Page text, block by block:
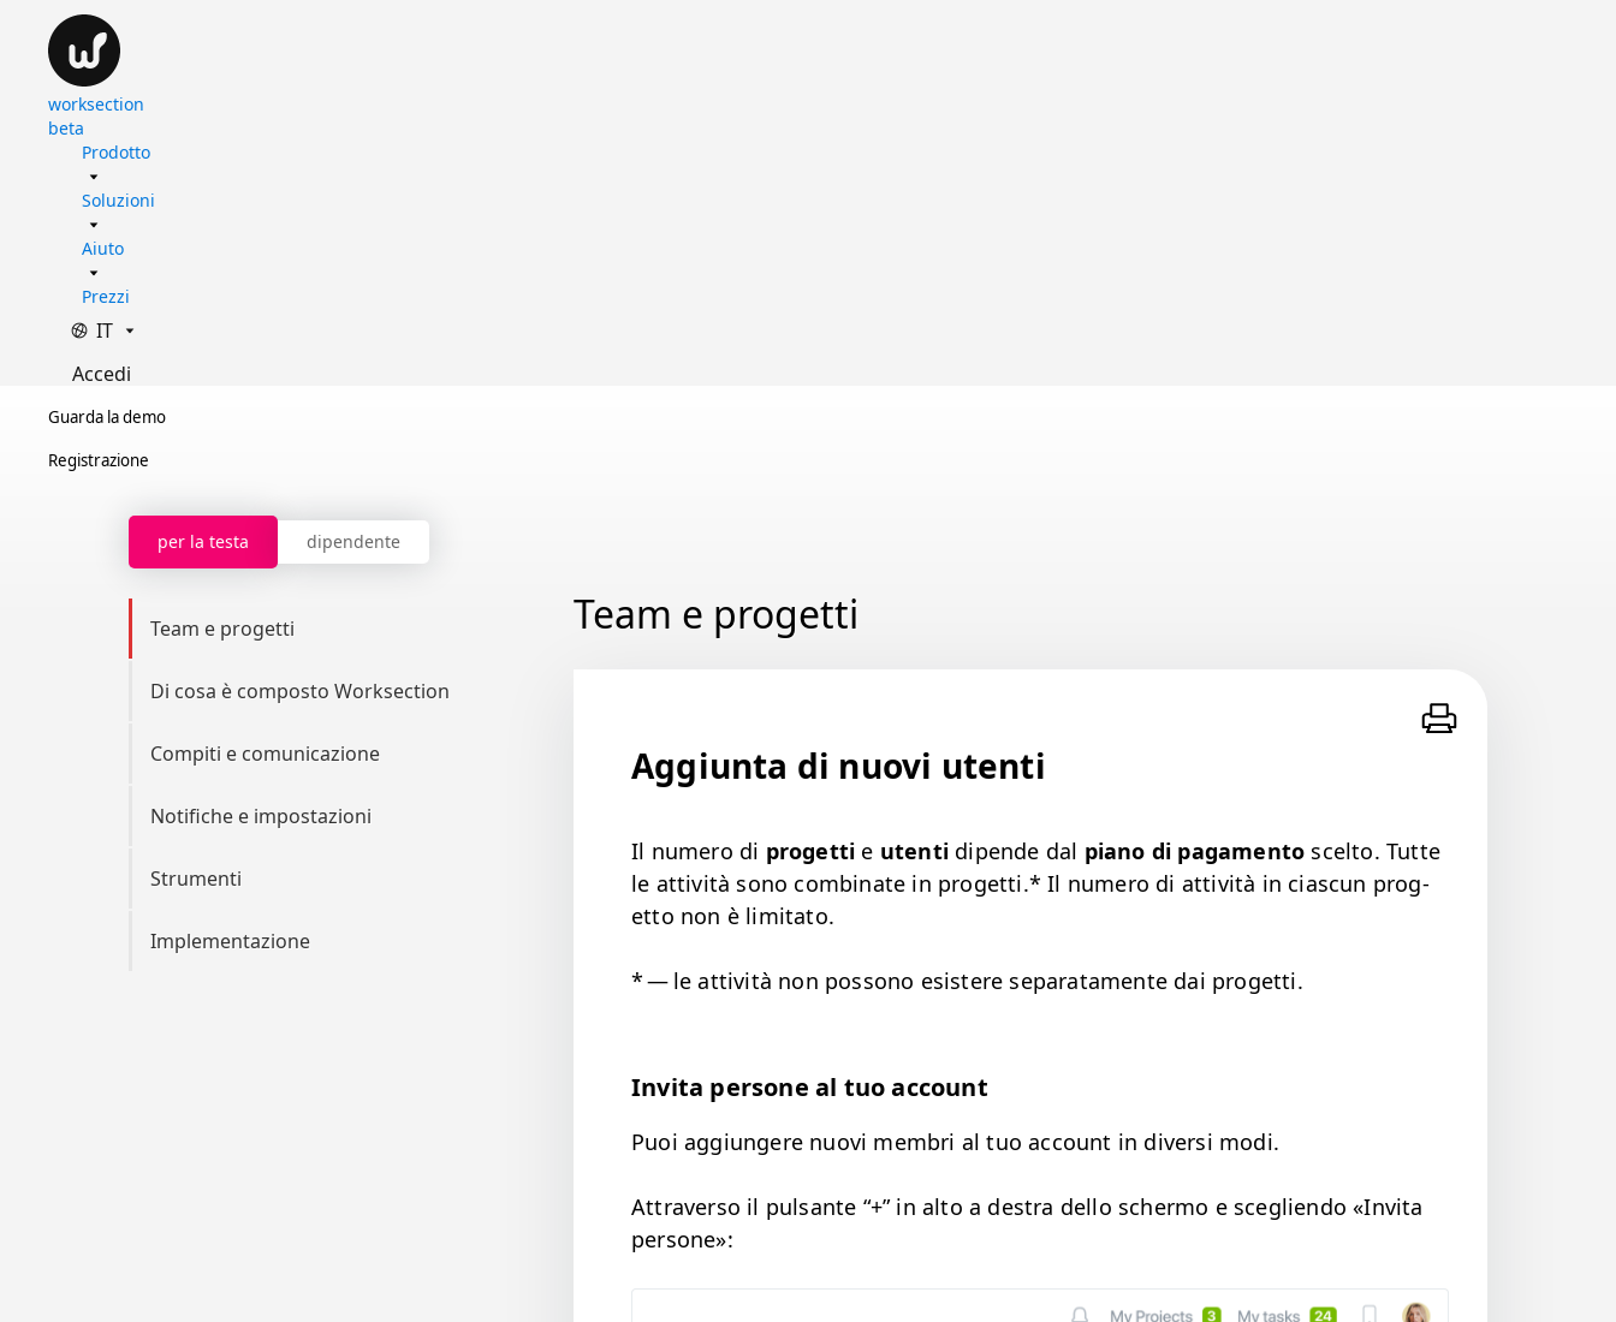
worksection
beta
Prodotto
Soluzioni
Aiuto
Prezzi
IT
Accedi
Guarda la demo
Registrazione
per la testa dipendente
Team e progetti
Di cosa è composto Worksection
Compiti e comunicazione
Notifiche e impostazioni
Strumenti
Implementazione
Breve introduzione a Worksection
Attività e comunicazione
Strumenti
Team e progetti
Aggiunta di nuovi utenti
Il numero di prog­et­ti e uten­ti dipende dal piano di paga­men­to scel­to. Tutte
le attiv­ità sono com­bi­nate in prog­et­ti.* Il numero di attiv­ità in cias­cun prog­
et­to non è limitato.
* — le attiv­ità non pos­sono esistere sep­a­rata­mente dai progetti.
Invi­ta per­sone al tuo account
Puoi aggiun­gere nuovi mem­bri al tuo account in diver­si modi.
Attra­ver­so il pul­sante “+” in alto a destra del­lo scher­mo e sceglien­do «Invi­ta
persone»: